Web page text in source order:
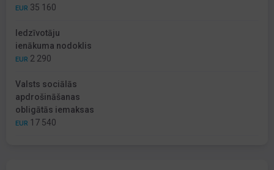
EUR 35 160
Iedzīvotāju
ienākuma nodoklis
EUR 2 290
Valsts sociālās
apdrošināšanas
obligātās iemaksas
EUR 17 540